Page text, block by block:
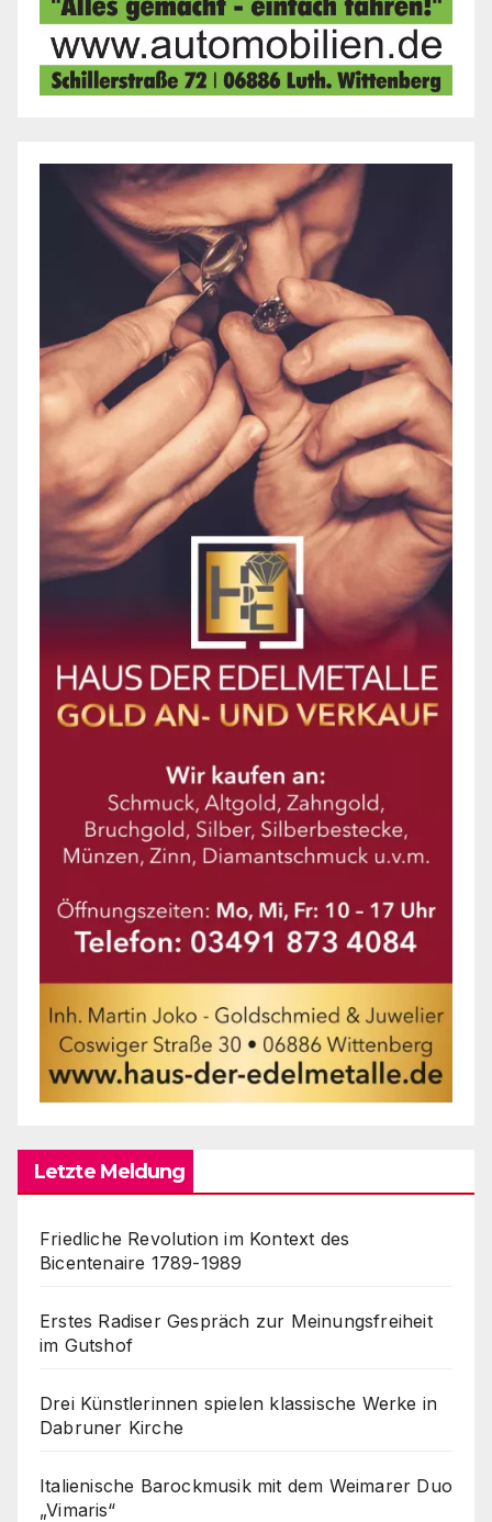
Letzte Meldung
Friedliche Revolution im Kontext des
Bicentenaire 1789-1989
Erstes Radiser Gespräch zur Meinungsfreiheit
im Gutshof
Drei Künstlerinnen spielen klassische Werke in
Dabruner Kirche
Italienische Barockmusik mit dem Weimarer Duo
„Vimaris“